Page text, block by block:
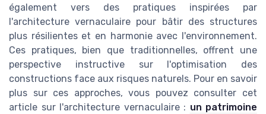
également vers des pratiques inspirées par
l'architecture vernaculaire pour bâtir des structures
plus résilientes et en harmonie avec l'environnement.
Ces pratiques, bien que traditionnelles, offrent une
perspective instructive sur l'optimisation des
constructions face aux risques naturels. Pour en savoir
plus sur ces approches, vous pouvez consulter cet
article sur l'architecture vernaculaire : un patrimoine